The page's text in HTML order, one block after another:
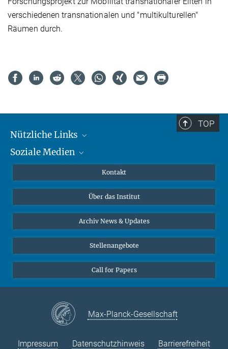
verschiedenen transnationalen und "multikulturellen"
Räumen durch.
TOP
Nützliche Links
MMG Alumni Corner
Online-Vorträge
Interviews zum Thema "Diversity"
Soziale Medien
Bluesky
Kontakt
Über das Institut
Archiv News & Updates
Stellenangebote
Call for Papers
Max-Planck-Gesellschaft
Impressum Datenschutzhinweis Barrierefreiheit